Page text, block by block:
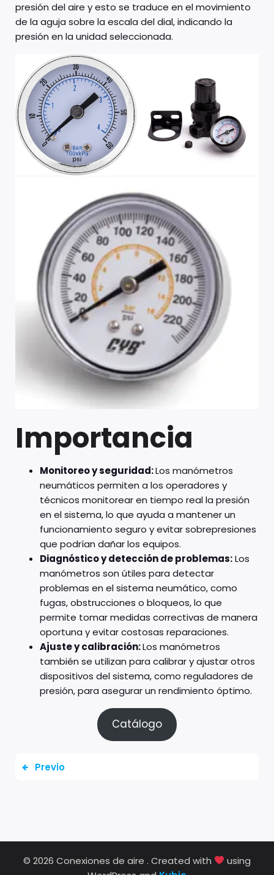
presión del aire y esto se traduce en el movimiento
de la aguja sobre la escala del dial, indicando la
presión en la unidad seleccionada.
Importancia
Monitoreo y seguridad:Los manómetros
neumáticos permiten a los operadores y
técnicos monitorear en tiempo real la presión
en el sistema, lo que ayuda a mantener un
funcionamiento seguro y evitar sobrepresiones
que podrían dañar los equipos.
Diagnóstico y detección de problemas:Los
manómetros son útiles para detectar
problemas en el sistema neumático, como
fugas, obstrucciones o bloqueos, lo que
permite tomar medidas correctivas de manera
oportuna y evitar costosas reparaciones.
Ajuste y calibración:Los manómetros
también se utilizan para calibrar y ajustar otros
dispositivos del sistema, como reguladores de
presión, para asegurar un rendimiento óptimo.
Catálogo
Previo
© 2026 Conexiones de aire . Created with
using